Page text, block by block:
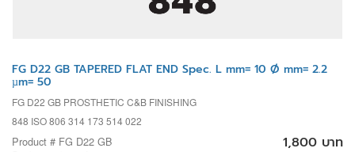
FG D22 GB TAPERED FLAT END Spec. L mm= 10 Ø mm= 2.2
µm= 50
FG D22 GB PROSTHETIC C&B FINISHING
848 ISO 806 314 173 514 022
Product # FG D22 GB
1,800 บาท